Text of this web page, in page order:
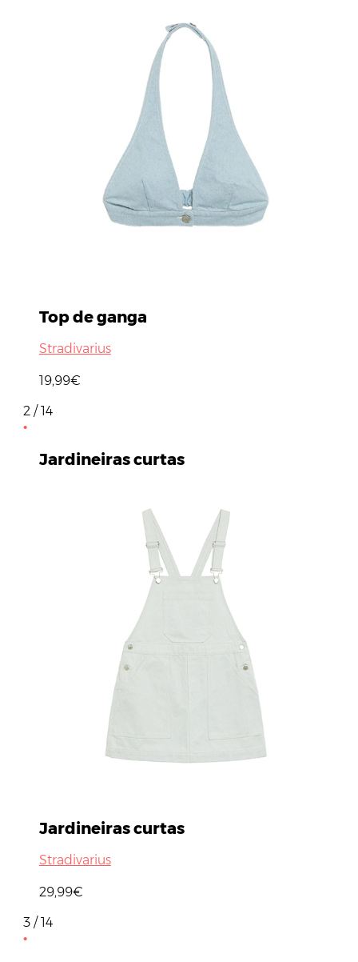
Top de ganga
Stradivarius
19,99€
2 / 14
Jardineiras curtas
Jardineiras curtas
Stradivarius
29,99€
3 / 14